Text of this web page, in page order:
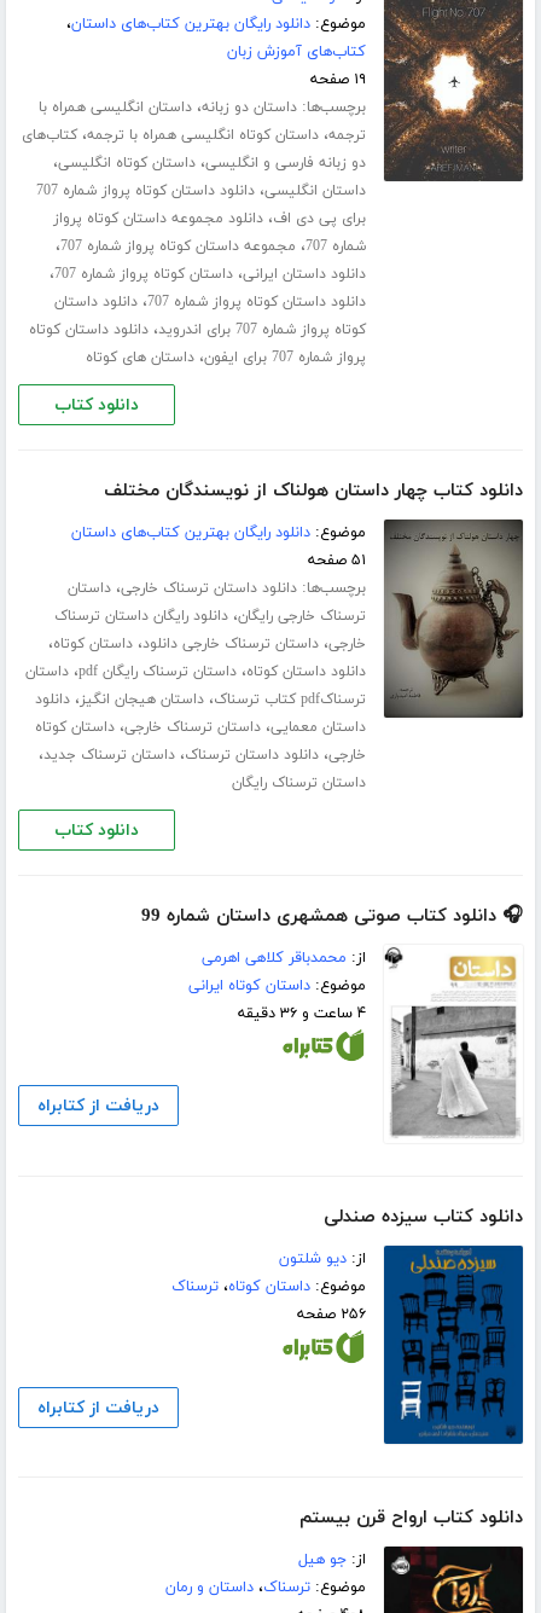
موضوع:دانلود رایگان بهترین کتاب‌های داستان،
کتاب‌های آموزش زبان
۱۹ صفحه
برچسب‌ها:داستان دو زبانه،داستان انگلیسی همراه با
ترجمه،داستان کوتاه انگلیسی همراه با ترجمه،کتاب‌های
دو زبانه فارسی و انگلیسی،داستان کوتاه انگلیسی،
داستان انگلیسی،
دانلود داستان کوتاه پرواز شماره 707
برای پی دی اف،دانلود مجموعه داستان کوتاه پرواز
شماره 707
، مجموعه داستان کوتاه پرواز شماره 707 ،
دانلود داستان ایرانی،داستان کوتاه پرواز شماره 707 ،
دانلود داستان کوتاه پرواز شماره 707 ،دانلود داستان
کوتاه پرواز شماره 707 برای اندروید
،دانلود داستان کوتاه
پرواز شماره 707 برای ایفون
،داستان های کوتاه
دانلود کتاب
دانلود کتاب چهار داستان هولناک از نویسندگان مختلف
موضوع:دانلود رایگان بهترین کتاب‌های داستان
۵۱ صفحه
برچسب‌ها:دانلود داستان ترسناک خارجی،داستان
ترسناک خارجی رایگان،دانلود رایگان داستان ترسناک
خارجی،داستان ترسناک خارجی دانلود،داستان کوتاه،
دانلود داستان کوتاه،داستان ترسناک رایگان pdf ،داستان
ترسناکpdf کتاب ترسناک
،داستان هیجان انگیز،دانلود
داستان معمایی،داستان ترسناک خارجی،داستان کوتاه
خارجی،دانلود داستان ترسناک،داستان ترسناک جدید،
داستان ترسناک رایگان
دانلود کتاب
🎧 دانلود کتاب صوتی همشهری داستان شماره 99
از: محمدباقر کلاهی اهرمی
موضوع:داستان کوتاه ایرانی
۴ ساعت و ۳۶ دقیقه
دریافت از کتابراه
دانلود کتاب سیزده صندلی
از:دیو شلتون
موضوع:داستان کوتاه،ترسناک
۲۵۶ صفحه
دریافت از کتابراه
دانلود کتاب ارواح قرن بیستم
از:جو ھیل
موضوع:ترسناک،داستان و رمان